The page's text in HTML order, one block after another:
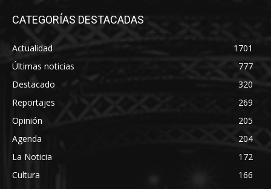
CATEGORÍAS DESTACADAS
Actualidad
1701
Últimas noticias
777
Destacado
320
Reportajes
269
Opinión
205
Agenda
204
La Noticia
172
Cultura
166